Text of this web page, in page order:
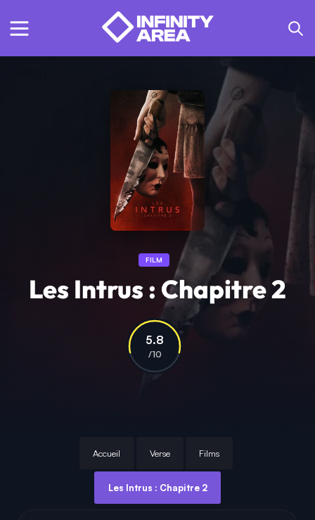
FILM
Les Intrus : Chapitre 2
5.8
/10
Accueil Verse Films
Les Intrus : Chapitre 2